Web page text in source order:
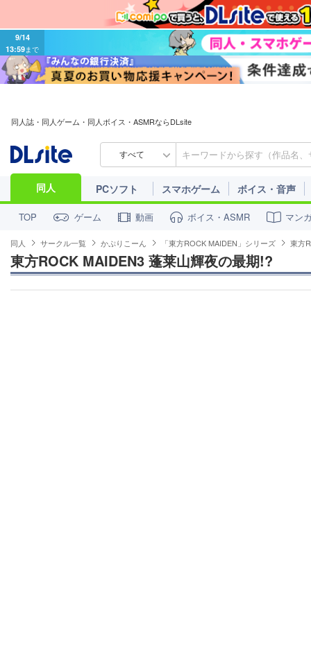
9/14
13:59まで
同人誌・同人ゲーム・同人ボイス・ASMRならDLsite
すべて
同人 PCソフト スマホゲーム ボイス・音声
TOP ゲーム 動画 ボイス・ASMR マン
同人 サークル一覧 かぷりこーん 「東方ROCK MAIDEN」シリーズ 東方
東方ROCK MAIDEN3 蓬莱山輝夜の最期!?